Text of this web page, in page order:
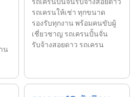
น
รถเครนให้เช่า ทุกขนาด
รองรับทุกงาน พร้อมคนขับผู้
เชี่ยวชาญ รถเครนปั้นจั่น
รับจ้างสอยดาว รถเครน